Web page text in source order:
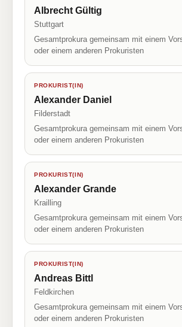
Albrecht Gültig
Stuttgart
Gesamtprokura gemeinsam mit einem
oder einem anderen Prokuristen
PROKURIST(IN)
Alexander Daniel
Filderstadt
Gesamtprokura gemeinsam mit einem
oder einem anderen Prokuristen
PROKURIST(IN)
Alexander Grande
Krailling
Gesamtprokura gemeinsam mit einem
oder einem anderen Prokuristen
PROKURIST(IN)
Andreas Bittl
Feldkirchen
Gesamtprokura gemeinsam mit einem
oder einem anderen Prokuristen